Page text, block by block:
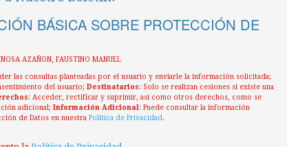
BÁSICA SOBRE PROTECCIÓN DE
AZAÑON, FAUSTINO MANUEL
las consultas planteadas por el usuario y enviarle la información solicitada;
del usuario; Destinatarios: Solo se realizan cesiones si existe una
: Acceder, rectificar y suprimir, así como otros derechos, como se
adicional; Información Adicional : Puede consultar la información
de Datos en nuestra Política de Privacidad .